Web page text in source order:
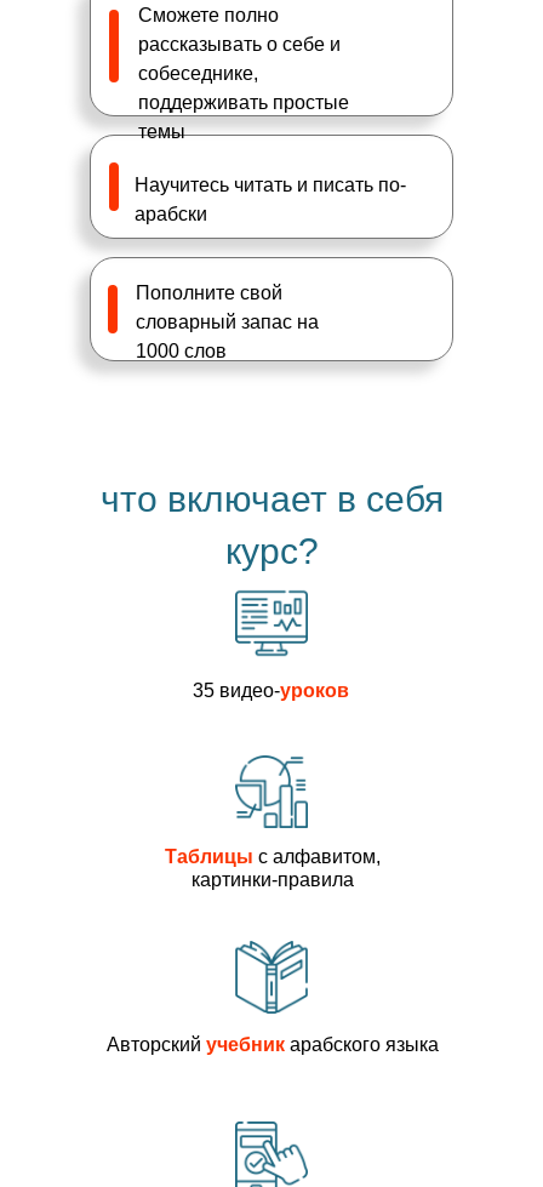
Пополните свой
словарный запас на
1000 слов
Научитесь читать и писать по-
арабски
Сможете полно
рассказывать о себе и
собеседнике,
поддерживать простые
темы
что включает в себя
курс?
35 видео-уроков
Авторский учебникарабского языка
Таблицы с алфавитом,
картинки-правила